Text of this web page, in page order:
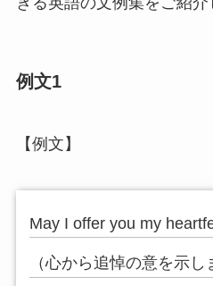
例文1
【例文】
May I offer you my
（心から追悼の意を示し